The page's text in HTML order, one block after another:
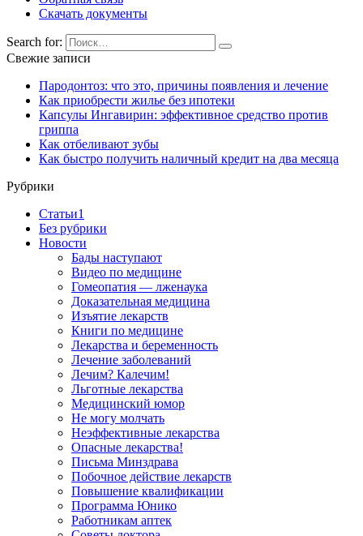
Скачать документы
Search for:
Свежие записи
Пародонтоз: что это, причины появления и лечение
Как приобрести жилье без ипотеки
Капсулы Ингавирин: эффективное средство против
гриппа
Как отбеливают зубы
Как быстро получить наличный кредит на два месяца
Рубрики
Cтатьи1
Без рубрики
Новости
Бады наступают
Видео по медицине
Гомеопатия — лженаука
Доказательная медицина
Изъятие лекарств
Книги по медицине
Лекарства и беременность
Лечение заболеваний
Лечим? Калечим!
Льготные лекарства
Медицинский юмор
Не могу молчать
Неэффективные лекарства
Опасные лекарства!
Письма Минздрава
Побочное действие лекарств
Повышение квалификации
Программа Юнико
Работникам аптек